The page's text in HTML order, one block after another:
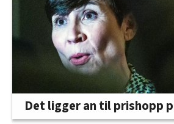
Det ligger an til prishopp